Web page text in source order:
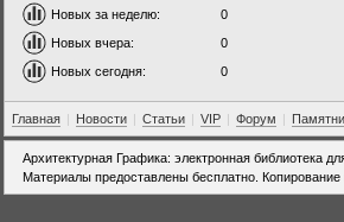
Новых за неделю:
0
Новых вчера:
0
Новых сегодня:
0
Главная | Новости | Статьи | VIP | Форум |
Архитектурная Графика: электронная библиотека
Материалы предоставлены бесплатно.